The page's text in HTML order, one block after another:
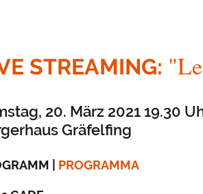
STREAMING:
20. März 2021 19.30
Gräfelfing
| PROGRAMMA